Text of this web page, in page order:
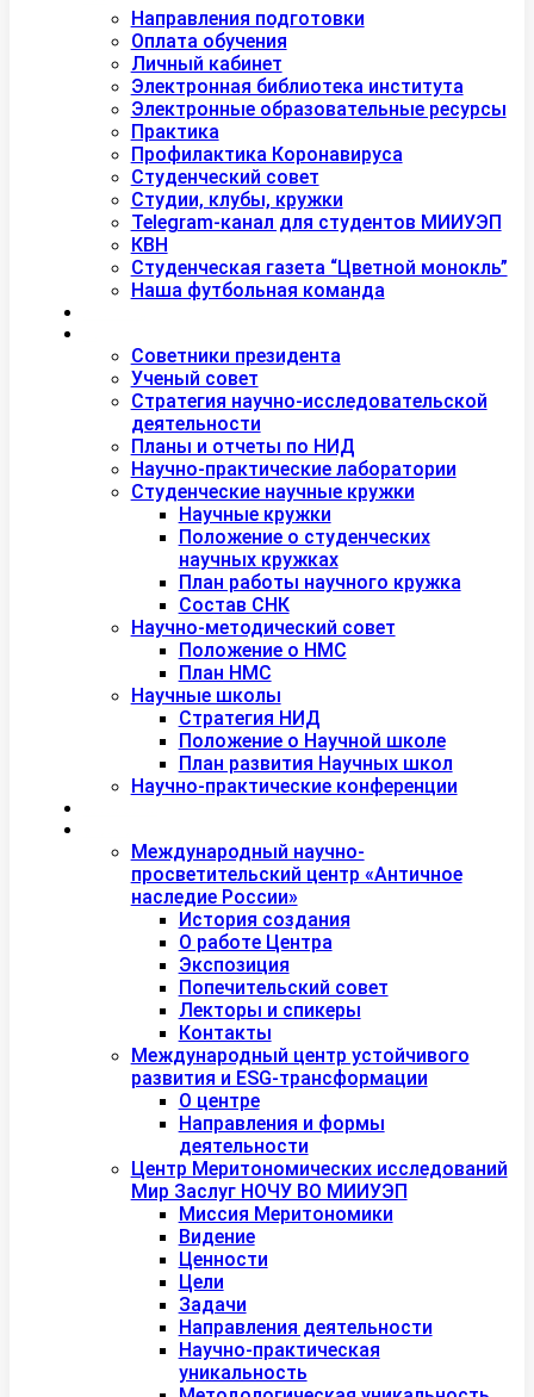
Направления подготовки
Оплата обучения
Личный кабинет
Электронная библиотека института
Электронные образовательные ресурсы
Практика
Профилактика Коронавируса
Студенческий совет
Студии, клубы, кружки
Telegram-канал для студентов МИИУЭП
КВН
Студенческая газета “Цветной монокль”
Наша футбольная команда
Советники президента
Ученый совет
Стратегия научно-исследовательской
деятельности
Планы и отчеты по НИД
Научно-практические лаборатории
Студенческие научные кружки
Научные кружки
Положение о студенческих
научных кружках
План работы научного кружка
Состав СНК
Научно-методический совет
Положение о НМС
План НМС
Научные школы
Стратегия НИД
Положение о Научной школе
План развития Научных школ
Научно-практические конференции
Международный научно-
просветительский центр «Античное
наследие России»
История создания
О работе Центра
Экспозиция
Попечительский совет
Лекторы и спикеры
Контакты
Международный центр устойчивого
развития и ESG-трансформации
О центре
Направления и формы
деятельности
Центр Меритономических исследований
Мир Заслуг НОЧУ ВО МИИУЭП
Миссия Меритономики
Видение
Ценности
Цели
Задачи
Направления деятельности
Научно-практическая
уникальность